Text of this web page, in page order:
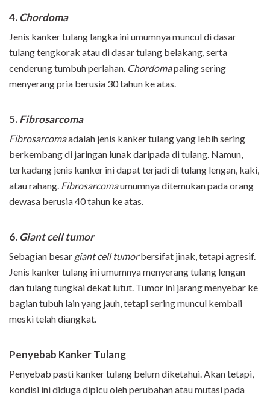
4.Chordoma
Jenis kanker tulang langka ini umumnya muncul di dasar
tulang tengkorak atau di dasar tulang belakang, serta
cenderung tumbuh perlahan. Chordomapaling sering
menyerang pria berusia 30 tahun ke atas.
5.Fibrosarcoma
Fibrosarcomaadalah jenis kanker tulang yang lebih sering
berkembang di jaringan lunak daripada di tulang. Namun,
terkadang jenis kanker ini dapat terjadi di tulang lengan, kaki,
atau rahang. Fibrosarcomaumumnya ditemukan pada orang
dewasa berusia 40 tahun ke atas.
6.Giant cell tumor
Sebagian besar giant cell tumorbersifat jinak, tetapi agresif.
Jenis kanker tulang ini umumnya menyerang tulang lengan
dan tulang tungkai dekat lutut. Tumor ini jarang menyebar ke
bagian tubuh lain yang jauh, tetapi sering muncul kembali
meski telah diangkat.
Penyebab Kanker Tulang
Penyebab pasti kanker tulang belum diketahui. Akan tetapi,
kondisi ini diduga dipicu oleh perubahan atau mutasi pada